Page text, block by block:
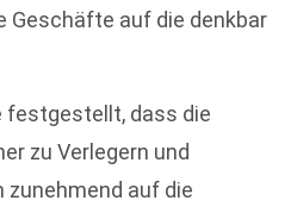
Geschäfte auf die denkbar
festgestellt, dass die
zu Verlegern und
zunehmend auf die